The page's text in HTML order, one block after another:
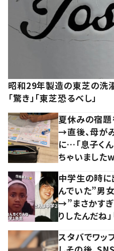
昭和29年製造の東芝の洗
「驚き」「東芝恐るべし」
夏休みの宿題
→直後、母が
に…「息子く
ちゃいました
中学生の時
んでいた”男
→”まさかす
りしたんだね
スタバでワッ